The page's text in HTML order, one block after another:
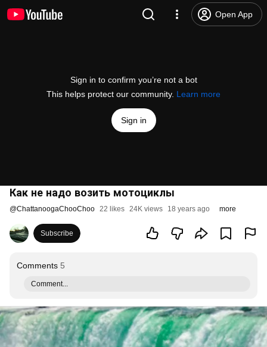
Open App
Sign in to confirm you’re not a bot
This helps protect our community. Learn more
Sign in
Как не надо возить мотоциклы
@ChattanoogaChooChoo 22 likes 24K views 18 years ago more
Subscribe
Comments 5
Comment...